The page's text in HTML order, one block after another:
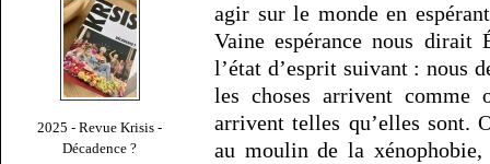
2025 - Revue Krisis -
Décadence ?
agir sur le monde en
Vaine espérance nous
l’état d’esprit suivant : nous
les choses arrivent comme
arrivent telles qu’elles sont.
au moulin de la